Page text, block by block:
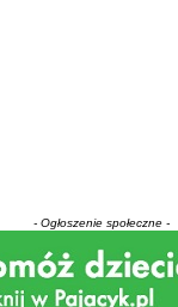
- Ogłoszenie społeczne -